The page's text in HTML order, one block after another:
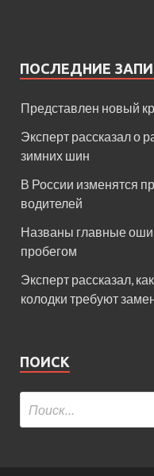
ПОСЛЕДНИЕ
Представлен новый
Эксперт рассказал о
зимних шин
В России изменятся
водителей
Названы главные
пробегом
Эксперт рассказал,
колодки требуют
ПОИСК